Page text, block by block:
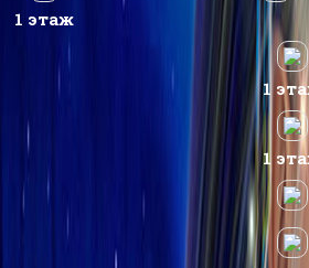
1 этаж
1
1